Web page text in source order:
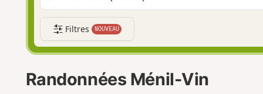
Filtres NOUVEAU
Randonnées Ménil-Vin